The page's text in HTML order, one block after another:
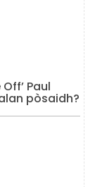
Paul
pòsaidh?